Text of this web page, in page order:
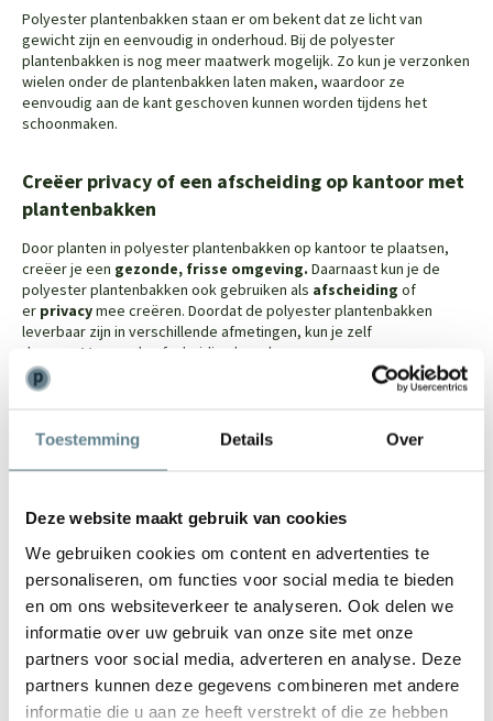
Toestemming Details Over
Deze website maakt gebruik van cookies
We gebruiken cookies om content en advertenties te
personaliseren, om functies voor social media te bieden
en om ons websiteverkeer te analyseren. Ook delen we
informatie over uw gebruik van onze site met onze
partners voor social media, adverteren en analyse. Deze
partners kunnen deze gegevens combineren met andere
informatie die u aan ze heeft verstrekt of die ze hebben
Polyester plantenbakken staan er om bekent dat ze licht van
gewicht zijn en eenvoudig in onderhoud. Bij de polyester
plantenbakken is nog meer maatwerk mogelijk. Zo kun je verzonken
wielen onder de plantenbakken laten maken, waardoor ze
eenvoudig aan de kant geschoven kunnen worden tijdens het
schoonmaken.
Creëer privacy of een afscheiding op kantoor met
plantenbakken
Door planten in polyester plantenbakken op kantoor te plaatsen,
creëer je een gezonde, frisse omgeving. Daarnaast kun je de
polyester plantenbakken ook gebruiken als afscheiding of
er privacymee creëren. Doordat de polyester plantenbakken
leverbaar zijn in verschillende afmetingen, kun je zelf
de
grootte van de afscheiding bepalen.
zaak?
Een groot deel van onze collectie is direct uit voorraad leverbaar.
afleveren! Je kunt direct aan de slag gaan.
Let op, onze polyester plantenbakken zijn niet waterdicht. Dat
betekent dat je ze niet helemaal kunt vullen met water of dat je de
plantenbakken kunt gebruiken voor hydrocultuur. Om de
plantenbakken op je kantoor neer te zetten, dien je ze te vullen met
aarde. Wanneer je de planten normaal water geeft, zullen de
plantenbakken geen water doorlaten.